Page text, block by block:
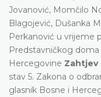
Jovanović, Momčilo
Blagojević, Dušanka
Perkanović u vrijeme
Predstavničkog
Hercegovine Zahtjev
stav 5. Zakona o
glasnik Bosne i